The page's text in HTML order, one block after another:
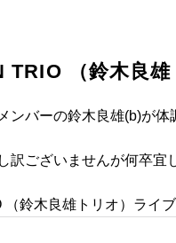
TRIO （鈴木良
ンバーの鈴木良雄(b)が
訳ございませんが何卒宜
（鈴木良雄トリオ）ライブ